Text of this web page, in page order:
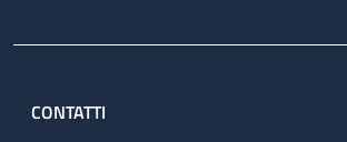
CONTATTI